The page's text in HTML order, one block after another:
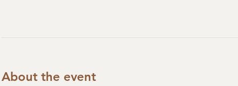
About the event